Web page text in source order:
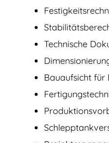
Technische
Bauaufsicht für